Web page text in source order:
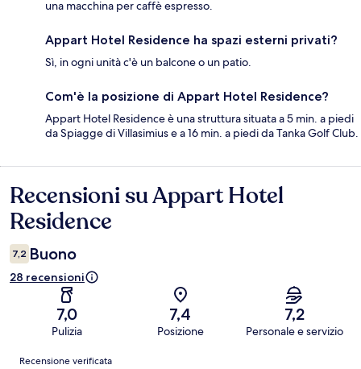
una macchina per caffè espresso.
Appart Hotel Residence ha spazi esterni privati?
Sì, in ogni unità c'è un balcone o un patio.
Com'è la posizione di Appart Hotel Residence?
Appart Hotel Residence è una struttura situata a 5 min. a piedi
da Spiagge di Villasimius e a 16 min. a piedi da Tanka Golf Club.
Recensioni
Recensioni su Appart Hotel
Residence
7,2 Buono
28 recensioni
7,0
Pulizia
7,4
Posizione
7,2
Personale e servizio
Recensioni
Recensione verificata